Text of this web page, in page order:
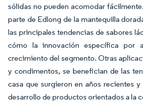
sólidas no pueden acomodar
parte de Edlong de la mantequilla
las principales tendencias de sabores
cómo la innovación específica por
crecimiento del segmento. Otras
y condimentos, se benefician de las
casa que surgieron en años recientes
desarrollo de productos orientados a la